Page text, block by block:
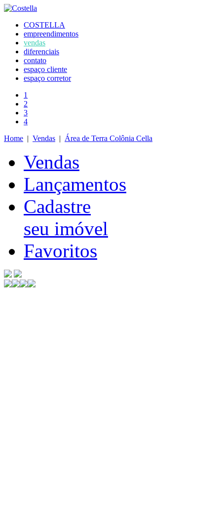
COSTELLA
empreendimentos
vendas
diferenciais
contato
espaço cliente
espaço corretor
1
2
3
4
Home | Vendas | Área de Terra Colônia Cella
Vendas
Lançamentos
Cadastre
seu imóvel
Favoritos